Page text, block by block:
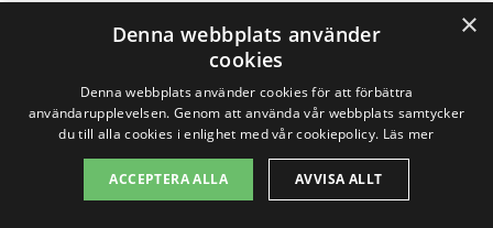
vyer och leta efter professionell hjälp i
närliggande städer. Det finns många
duktiga hantverkare och företag i
området som kan erbjuda sina tjänster
×
Denna webbplats använder
cookies
Denna webbplats använder cookies för att förbättra
användarupplevelsen. Genom att använda vår webbplats samtycker
du till alla cookies i enlighet med vår cookiepolicy. Läs mer
ACCEPTERA ALLA AVVISA ALLT